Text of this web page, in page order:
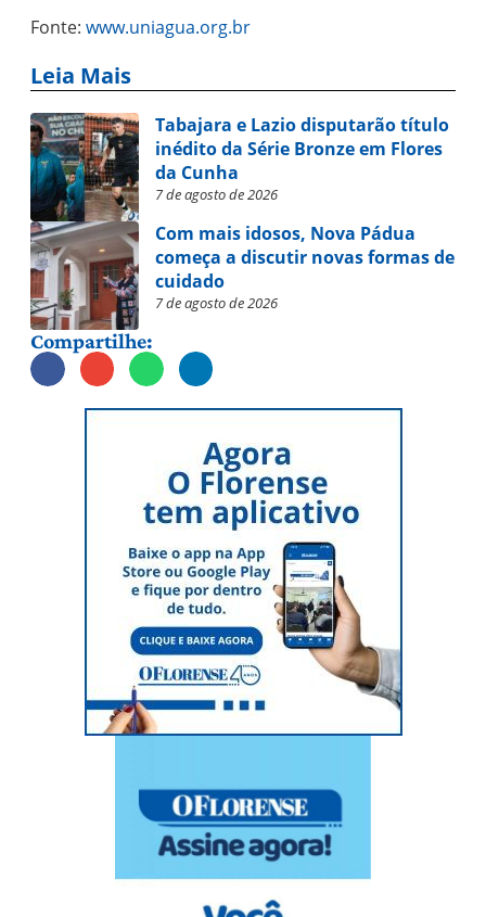
Fonte: www.uniagua.org.br
Leia Mais
Tabajara e Lazio disputarão título
inédito da Série Bronze em Flores
da Cunha
7 de agosto de 2026
Com mais idosos, Nova Pádua
começa a discutir novas formas de
cuidado
7 de agosto de 2026
Compartilhe: